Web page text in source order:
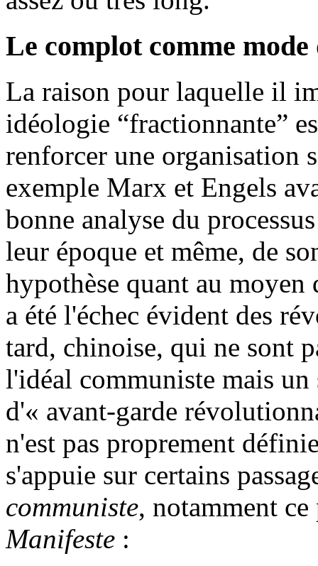
Le complot comme
La raison pour laquelle il
idéologie “fractionnante”
renforcer une organisation
exemple Marx et Engels
bonne analyse du
leur époque et même, de
hypothèse quant au moyen
a été l'échec évident des
tard, chinoise, qui ne sont
l'idéal communiste mais
d'« avant-garde
n'est pas proprement
s'appuie sur certains
communiste, notamment
Manifeste :